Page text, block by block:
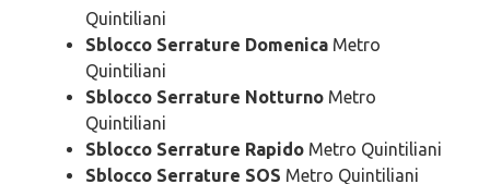
Quintiliani
Sblocco Serrature Domenica Metro
Quintiliani
Sblocco Serrature Notturno Metro
Quintiliani
Sblocco Serrature Rapido Metro Quintiliani
Sblocco Serrature SOS Metro Quintiliani